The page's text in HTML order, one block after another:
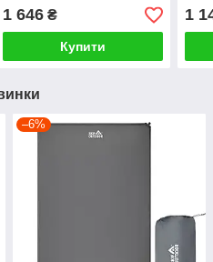
1 646₴
Купити
1
–6%